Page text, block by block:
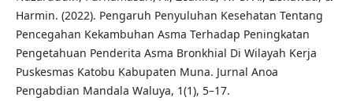
Harmin. (2022). Pengaruh Penyuluhan Kesehatan Tentang
Pencegahan Kekambuhan Asma Terhadap Peningkatan
Pengetahuan Penderita Asma Bronkhial Di Wilayah Kerja
Puskesmas Katobu Kabupaten Muna. Jurnal Anoa
Pengabdian Mandala Waluya, 1(1), 5–17.